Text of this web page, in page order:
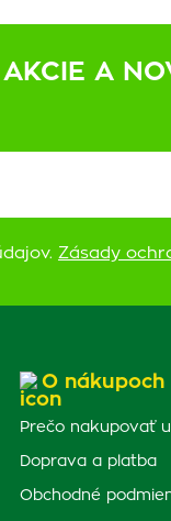
A
Zásady
O nákupoch
Prečo nakupovať
Doprava a platba
Obchodné